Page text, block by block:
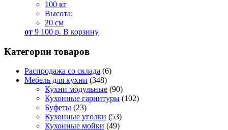
100 кг
Высота:
20 см
от 9 100 р. В корзину
Категории товаров
Распродажа со склада (6)
Мебель для кухни (348)
Кухни модульные (90)
Кухонные гарнитуры (102)
Буфеты (23)
Кухонные уголки (53)
Кухонные мойки (49)